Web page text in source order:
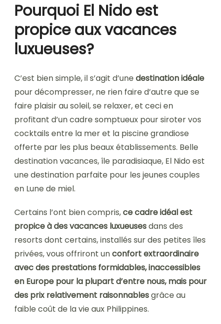
Pourquoi El Nido est
propice aux vacances
luxueuses?
C’est bien simple, il s’agit d’une destination idéale
pour décompresser, ne rien faire d’autre que se
faire plaisir au soleil, se relaxer, et ceci en
profitant d’un cadre somptueux pour siroter vos
cocktails entre la mer et la piscine grandiose
offerte par les plus beaux établissements. Belle
destination vacances, île paradisiaque, El Nido est
une destination parfaite pour les jeunes couples
en Lune de miel.
Certains l’ont bien compris,ce cadre idéal est
propice à des vacances luxueusesdans des
resorts dont certains, installés sur des petites îles
privées, vous offriront unconfort extraordinaire
avec des prestations formidables, inaccessibles
en Europe pour la plupart d’entre nous, mais pour
des prix relativement raisonnablesgrâce au
faible coût de la vie aux Philippines.